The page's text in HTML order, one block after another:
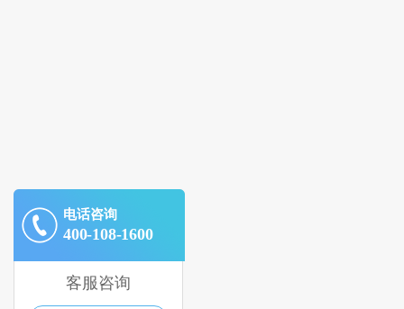
电话咨询
400-108-1600
客服咨询